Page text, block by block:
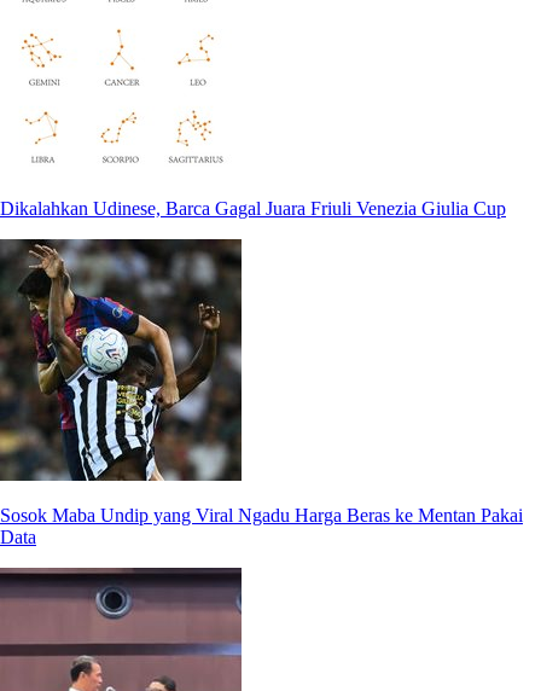
Dikalahkan Udinese, Barca Gagal Juara Friuli Venezia Giulia Cup
Sosok Maba Undip yang Viral Ngadu Harga Beras ke Mentan Pakai
Data